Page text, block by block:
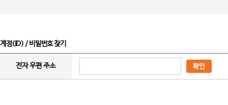
계정(ID) / 비밀번호 찾기
전자 우편 주소 확인